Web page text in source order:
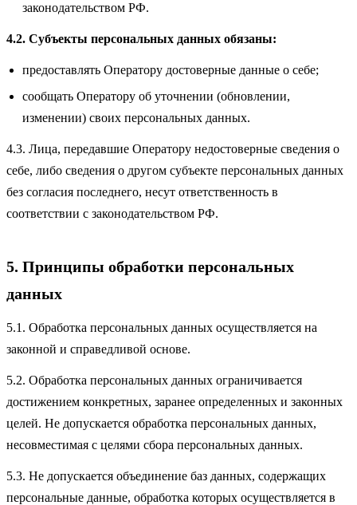
законодательством РФ.
4.2. Субъекты персональных данных обязаны:
предоставлять Оператору достоверные данные о себе;
сообщать Оператору об уточнении (обновлении,
изменении) своих персональных данных.
4.3. Лица, передавшие Оператору недостоверные сведения о
себе, либо сведения о другом субъекте персональных данных
без согласия последнего, несут ответственность в
соответствии с законодательством РФ.
5. Принципы обработки персональных
данных
5.1. Обработка персональных данных осуществляется на
законной и справедливой основе.
5.2. Обработка персональных данных ограничивается
достижением конкретных, заранее определенных и законных
целей. Не допускается обработка персональных данных,
несовместимая с целями сбора персональных данных.
5.3. Не допускается объединение баз данных, содержащих
персональные данные, обработка которых осуществляется в